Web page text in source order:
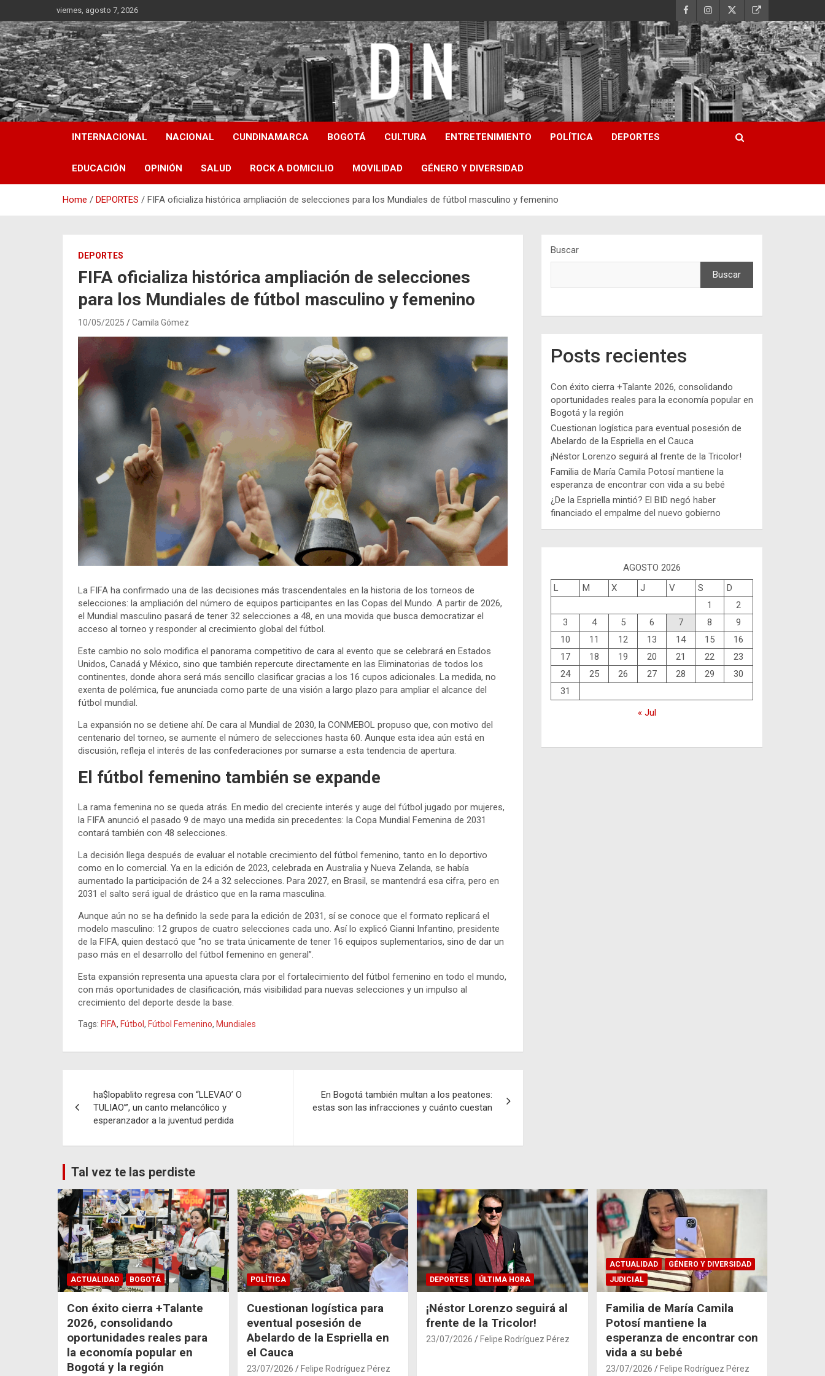
to
content
viernes, agosto 7, 2026
Diámetro Noticias
INTERNACIONAL NACIONAL CUNDINAMARCA BOGOTÁ CULTURA ENTRETENIMIENTO POLÍTICA DEPORTES
EDUCACIÓN OPINIÓN SALUD ROCK A DOMICILIO MOVILIDAD GÉNERO Y DIVERSIDAD
Home DEPORTES FIFA oficializa histórica ampliación de selecciones para los Mundiales de fútbol masculino y femenino
DEPORTES
FIFA oficializa histórica ampliación de selecciones
para los Mundiales de fútbol masculino y femenino
10/05/2025 Camila Gómez
La FIFA ha confirmado una de las decisiones más trascendentales en la historia de los torneos de
selecciones: la ampliación del número de equipos participantes en las Copas del Mundo. A partir de 2026,
el Mundial masculino pasará de tener 32 selecciones a 48, en una movida que busca democratizar el
acceso al torneo y responder al crecimiento global del fútbol.
Este cambio no solo modifica el panorama competitivo de cara al evento que se celebrará en Estados
Unidos, Canadá y México, sino que también repercute directamente en las Eliminatorias de todos los
continentes, donde ahora será más sencillo clasificar gracias a los 16 cupos adicionales. La medida, no
exenta de polémica, fue anunciada como parte de una visión a largo plazo para ampliar el alcance del
fútbol mundial.
La expansión no se detiene ahí. De cara al Mundial de 2030, la CONMEBOL propuso que, con motivo del
centenario del torneo, se aumente el número de selecciones hasta 60. Aunque esta idea aún está en
discusión, refleja el interés de las confederaciones por sumarse a esta tendencia de apertura.
El fútbol femenino también se expande
La rama femenina no se queda atrás. En medio del creciente interés y auge del fútbol jugado por mujeres,
la FIFA anunció el pasado 9 de mayo una medida sin precedentes: la Copa Mundial Femenina de 2031
contará también con 48 selecciones.
La decisión llega después de evaluar el notable crecimiento del fútbol femenino, tanto en lo deportivo
como en lo comercial. Ya en la edición de 2023, celebrada en Australia y Nueva Zelanda, se había
aumentado la participación de 24 a 32 selecciones. Para 2027, en Brasil, se mantendrá esa cifra, pero en
2031 el salto será igual de drástico que en la rama masculina.
Aunque aún no se ha definido la sede para la edición de 2031, sí se conoce que el formato replicará el
modelo masculino: 12 grupos de cuatro selecciones cada uno. Así lo explicó Gianni Infantino, presidente
de la FIFA, quien destacó que “no se trata únicamente de tener 16 equipos suplementarios, sino de dar un
paso más en el desarrollo del fútbol femenino en general”.
Esta expansión representa una apuesta clara por el fortalecimiento del fútbol femenino en todo el mundo,
con más oportunidades de clasificación, más visibilidad para nuevas selecciones y un impulso al
crecimiento del deporte desde la base.
Tags: FIFA, Fútbol, Fútbol Femenino, Mundiales
de
entradas
ha$lopablito regresa con “LLEVAO’ O
TULIAO’”, un canto melancólico y
esperanzador a la juventud perdida
En Bogotá también multan a los peatones:
estas son las infracciones y cuánto cuestan
Buscar
Buscar
Posts recientes
Con éxito cierra +Talante 2026, consolidando
oportunidades reales para la economía popular en
Bogotá y la región
Cuestionan logística para eventual posesión de
Abelardo de la Espriella en el Cauca
¡Néstor Lorenzo seguirá al frente de la Tricolor!
Familia de María Camila Potosí mantiene la
esperanza de encontrar con vida a su bebé
¿De la Espriella mintió? El BID negó haber
financiado el empalme del nuevo gobierno
AGOSTO 2026
L
M X J V S
D
1
2
3
4 5 6 7 8
9
10
11 12 13 14 15
16
17
18 19 20 21 22
23
24
25 26 27 28 29
30
31
« Jul
Tal vez te las perdiste
ACTUALIDAD BOGOTÁ
Con éxito cierra +Talante
2026, consolidando
oportunidades reales para
la economía popular en
Bogotá y la región
POLÍTICA
Cuestionan logística para
eventual posesión de
Abelardo de la Espriella en
el Cauca
23/07/2026 Felipe Rodríguez Pérez
DEPORTES ÚLTIMA HORA
¡Néstor Lorenzo seguirá al
frente de la Tricolor!
23/07/2026 Felipe Rodríguez Pérez
ACTUALIDAD
GÉNERO Y DIVERSIDAD
JUDICIAL
Familia de María Camila
Potosí mantiene la
esperanza de encontrar con
vida a su bebé
23/07/2026 Felipe Rodríguez Pérez